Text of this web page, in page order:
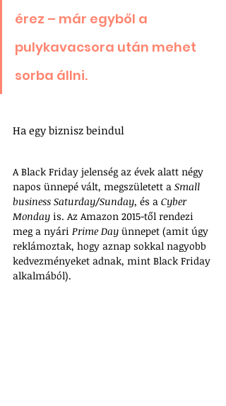
érez – már egyből a
pulykavacsora után mehet
sorba állni.
Ha egy biznisz beindul
A Black Friday jelenség az évek alatt négy
napos ünnepé vált, megszületett a Small
business Saturday/Sunday, és a Cyber
Monday is. Az Amazon 2015-től rendezi
meg a nyári Prime Day ünnepet (amit úgy
reklámoztak, hogy aznap sokkal nagyobb
kedvezményeket adnak, mint Black Friday
alkalmából).